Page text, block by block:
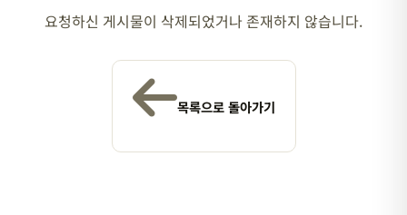
요청하신 게시물이 삭제되었거나 존재하지 않습니다.
목록으로 돌아가기